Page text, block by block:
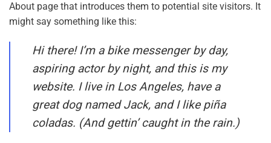
About page that introduces them to potential site visitors. It
might say something like this:
Hi there! I’m a bike messenger by day,
aspiring actor by night, and this is my
website. I live in Los Angeles, have a
great dog named Jack, and I like piña
coladas. (And gettin’ caught in the rain.)